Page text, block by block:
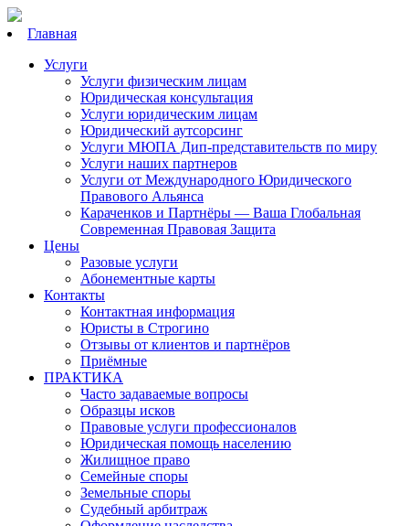
Главная
Услуги
Услуги физическим лицам
Юридическая консультация
Услуги юридическим лицам
Юридический аутсорсинг
Услуги МЮПА Дип-представительств по миру
Услуги наших партнеров
Услуги от Международного Юридического
Правового Альянса
Караченков и Партнёры — Ваша Глобальная
Современная Правовая Защита
Цены
Разовые услуги
Абонементные карты
Контакты
Контактная информация
Юристы в Строгино
Отзывы от клиентов и партнёров
Приёмные
ПРАКТИКА
Часто задаваемые вопросы
Образцы исков
Правовые услуги профессионалов
Юридическая помощь населению
Жилищное право
Семейные споры
Земельные споры
Судебный арбитраж